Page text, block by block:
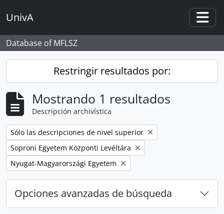
UnivA
Database of MFLSZ
Restringir resultados por:
Mostrando 1 resultados
Descripción archivística
Remove filter:
Sólo las descripciones de nivel superior
Remove filter:
Soproni Egyetem Központi Levéltára
Remove filter:
Nyugat-Magyarországi Egyetem
Opciones avanzadas de búsqueda